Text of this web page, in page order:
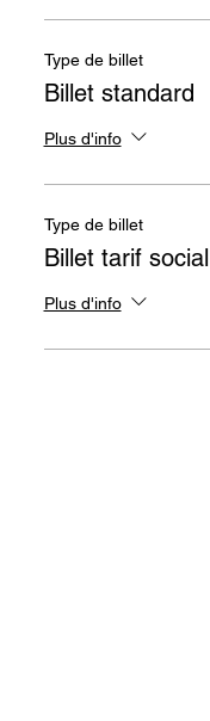
Type de billet
Billet standard
Plus d'info
Type de billet
Billet tarif social
Plus d'info